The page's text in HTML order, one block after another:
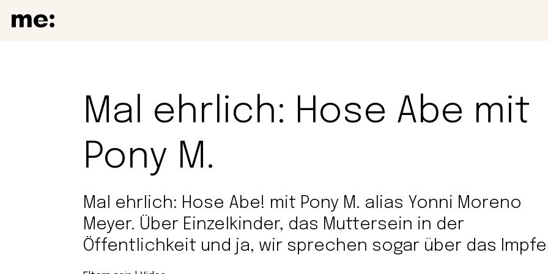
Mal ehrlich: Hose Abe mit
Pony M.
Mal ehrlich: Hose Abe! mit Pony M. alias Yonni Moreno
Meyer. Über Einzelkinder, das Muttersein in der
Öffentlichkeit und ja, wir sprechen sogar über das